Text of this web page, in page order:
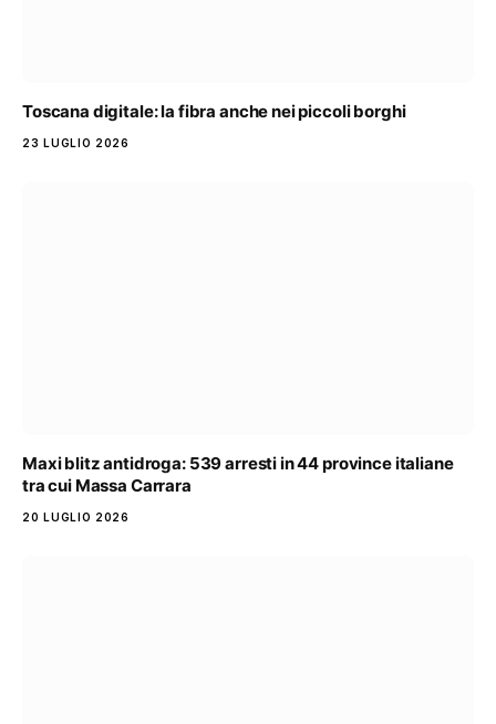
Toscana digitale: la fibra anche nei piccoli borghi
23 LUGLIO 2026
Maxi blitz antidroga: 539 arresti in 44 province italiane
tra cui Massa Carrara
20 LUGLIO 2026